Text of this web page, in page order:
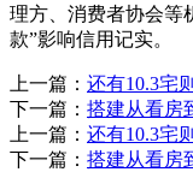
理方、消费者协会等
款”影响信用记实。
上一篇： 还有10.3宅
下一篇： 搭建从看房
上一篇： 还有10.3宅
下一篇： 搭建从看房